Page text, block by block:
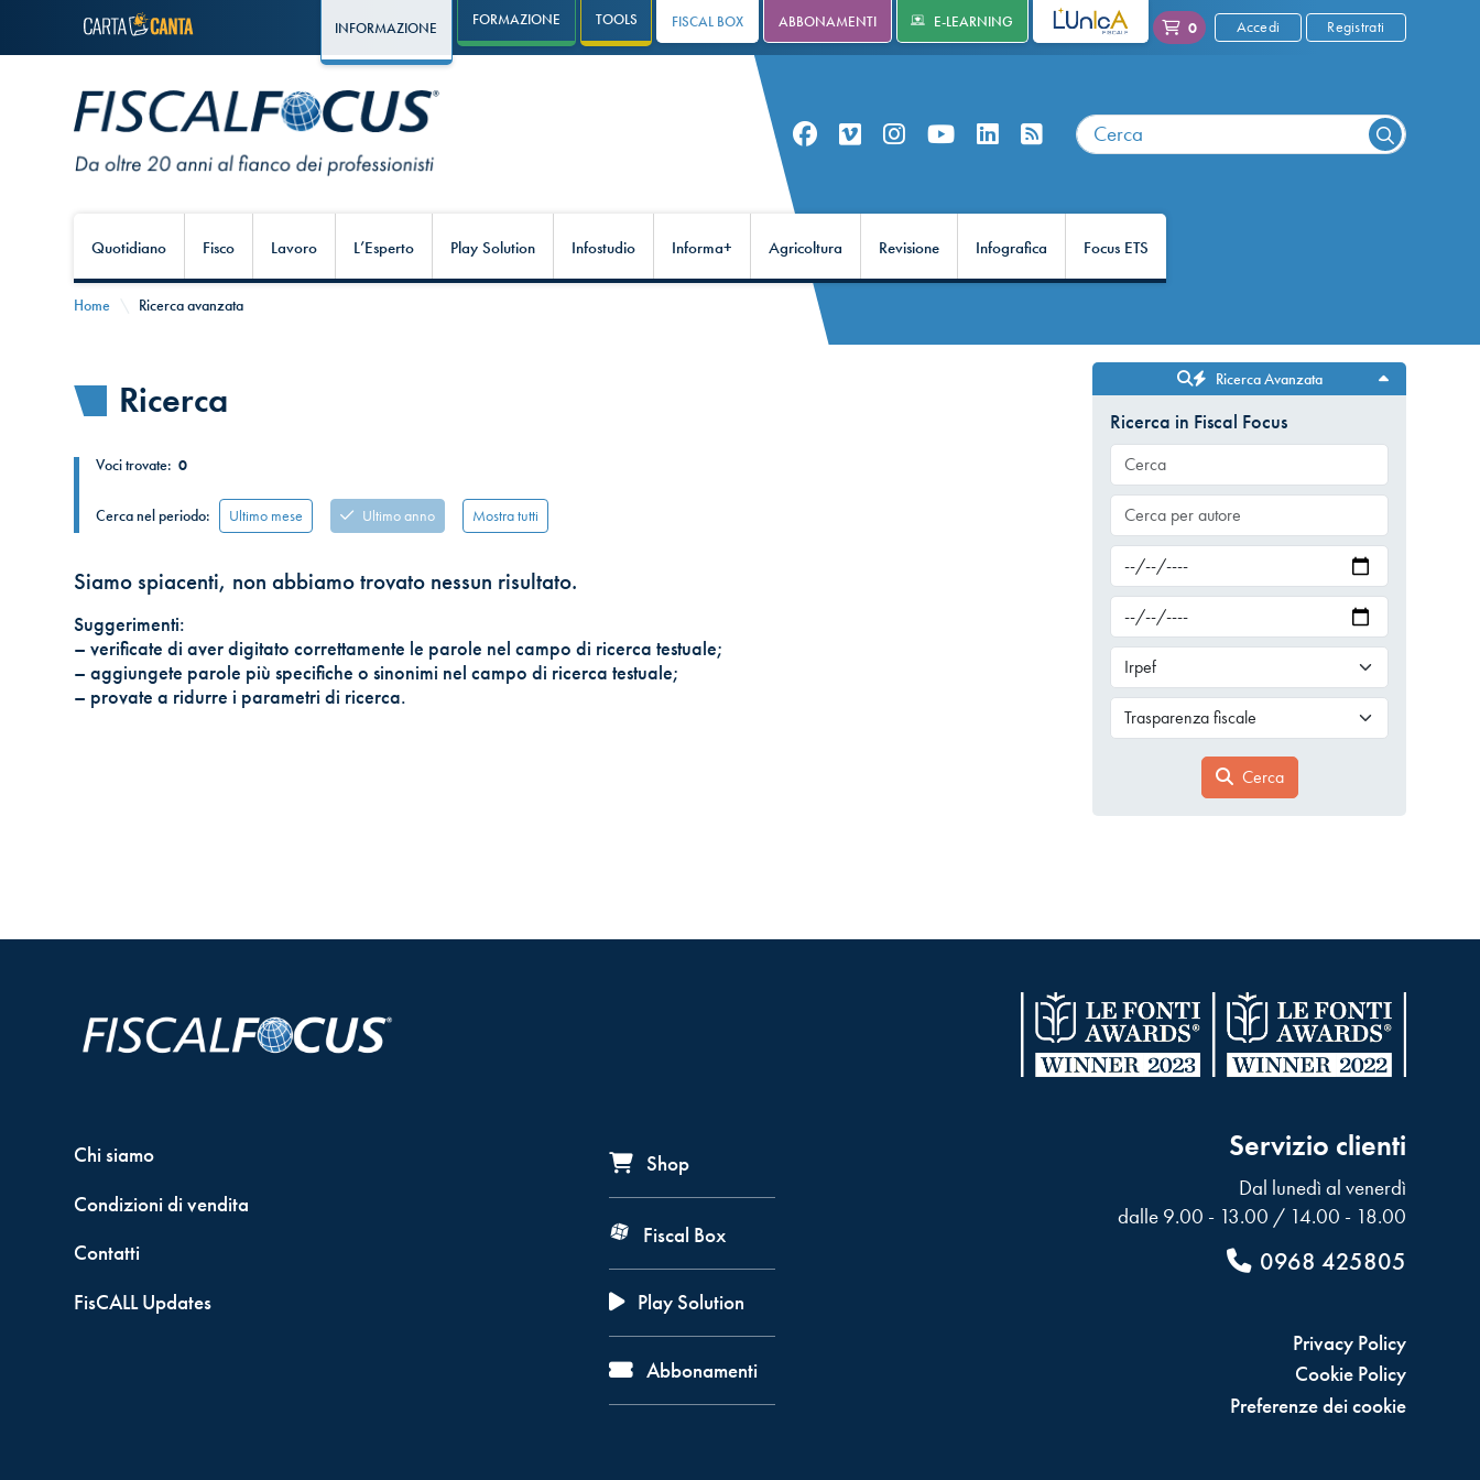
INFORMAZIONE FORMAZIONE TOOLS FISCAL BOX ABBONAMENTI E-LEARNING L'UNICA 0 Accedi Registrati
Quotidiano Fisco Lavoro L’Esperto Play Solution Infostudio Informa+ Agricoltura Revisione Infografica Focus ETS
Home Ricerca avanzata
Ricerca
Voci trovate:0
Cerca nel periodo: Ultimo mese Ultimo anno Mostra tutti
Siamo spiacenti, non abbiamo trovato nessun risultato.
Suggerimenti:
– verificate di aver digitato correttamente le parole nel campo di ricerca testuale;
– aggiungete parole più specifiche o sinonimi nel campo di ricerca testuale;
– provate a ridurre i parametri di ricerca.
Ricerca Avanzata
Ricerca in Fiscal Focus
Cerca
Chi siamo
Condizioni di vendita
Contatti
FisCALL Updates
Shop
Fiscal Box
Play Solution
Abbonamenti
Servizio clienti
Dal lunedì al venerdì
dalle 9.00 - 13.00 / 14.00 - 18.00
0968 425805
Privacy Policy
Cookie Policy
Preferenze dei cookie